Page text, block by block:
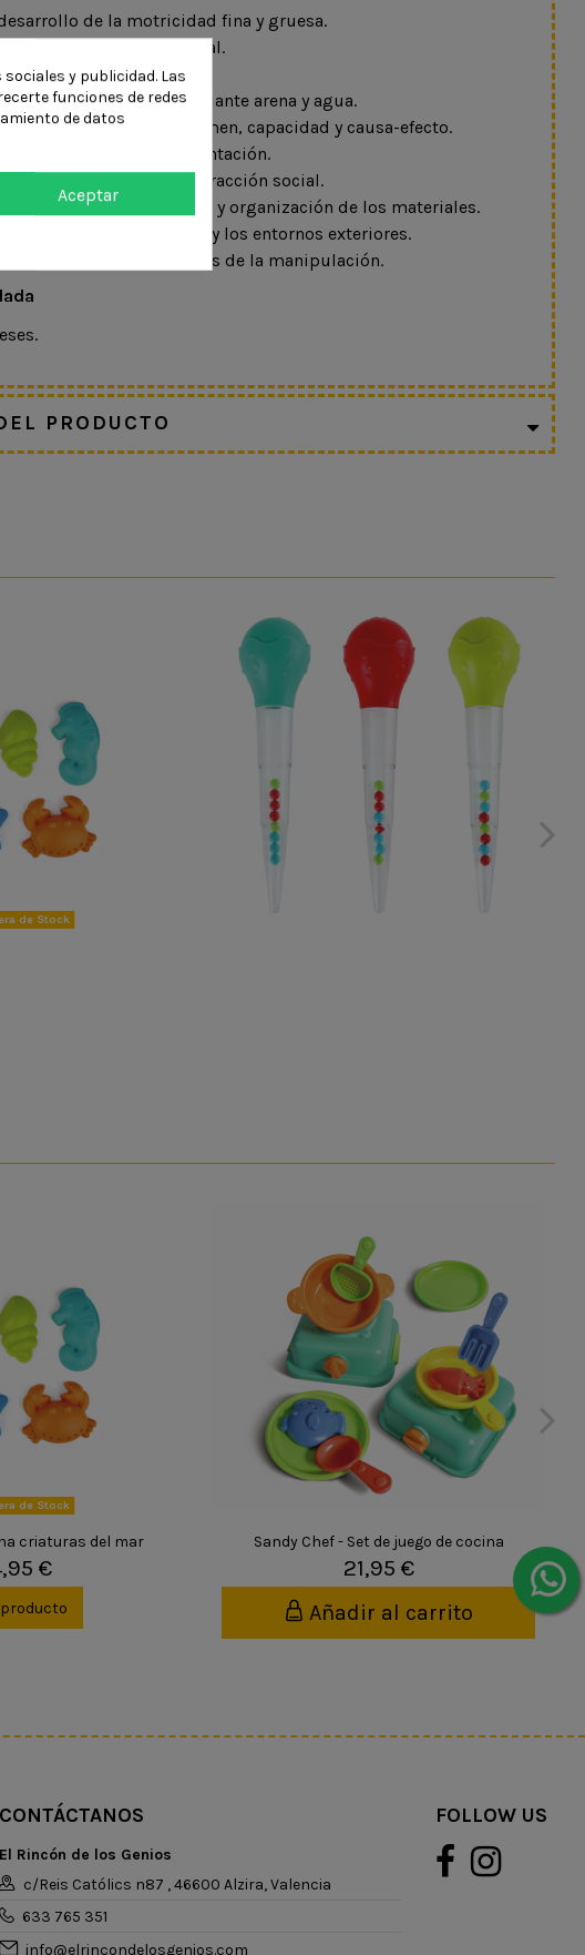
de la motricidad fina y gruesa.
coordinación óculo-manual.
y el juego libre.
sensorial mediante arena y agua.
básicos de volumen, capacidad y causa-efecto.
y la experimentación.
juego cooperativo y la interacción social.
en el transporte y organización de los materiales.
contacto con la naturaleza y los entornos exteriores.
aprendizaje activo a través de la manipulación.
PRODUCTO
de Stock
de Stock
criaturas del mar
€
Sandy Chef - Set de juego de cocina
21,95 €
Añadir al carrito
CONTÁCTANOS
El Rincón de los Genios
c/Reis Católics n87 , 46600 Alzira, Valencia
633 765 351
info@elrincondelosgenios.com
FOLLOW US
y publicidad. Las
funciones de redes
de datos
Aceptar